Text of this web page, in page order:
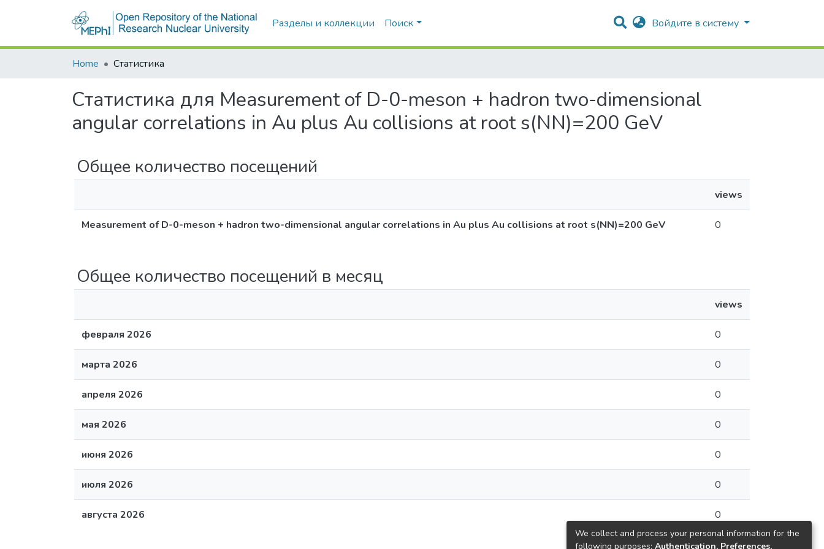
Communities & Collections All of DSpace Log In
Home Statistics
Statistics for Measurement of D-0-meson + hadron two-dimensional angular
correlations in Au plus Au collisions at root s(NN)=200 GeV
Total visits
views
Measurement of D-0-meson + hadron two-dimensional angular correlations in Au plus Au collisions at root s(NN)=200 GeV
Total visits per month
views
февраля 2026
0
марта 2026
апреля 2026
0
мая 2026
0
июня 2026
0
июля 2026
0
августа 2026
0
We collect and process your personal information for the
following purposes: Authentication, Preferences,